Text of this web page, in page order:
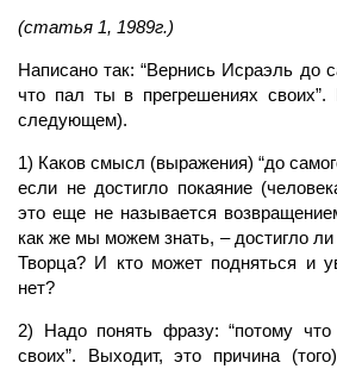
(статья 1, 1989г.)
Написано так: “Вернись Исраэль до
что пал ты в прегрешениях своих”.
следующем).
1) Каков смысл (выражения) “до
если не достигло покаяние
это еще не называется
как же мы можем знать, – достигло
Творца? И кто может подняться и
нет?
2) Надо понять фразу: “потому
своих”. Выходит, это причина